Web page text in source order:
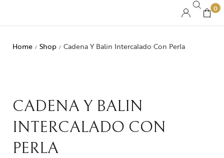
0
Home / Shop / Cadena Y Balin Intercalado Con Perla
CADENA Y BALIN
INTERCALADO CON
PERLA